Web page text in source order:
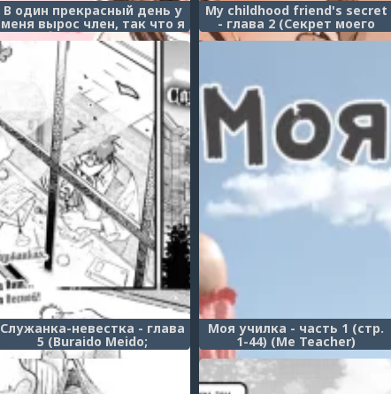
В один прекрасный день у
меня вырос член, так что я
попробовала хорошенько
кончить внутрь фембоя
(Aru Hi Okitara Chinpo ga
Haeteta no de Otokonoko ni
Mechamecha Nakadashite
mita)
My childhood friend's secret
- глава 2 (Секрет моего
друга детства 2)
Служанка-невестка - глава
5 (Buraido Meido;
Bridemaids)
Моя училка - часть 1 (стр.
1-44) (Me Teacher)